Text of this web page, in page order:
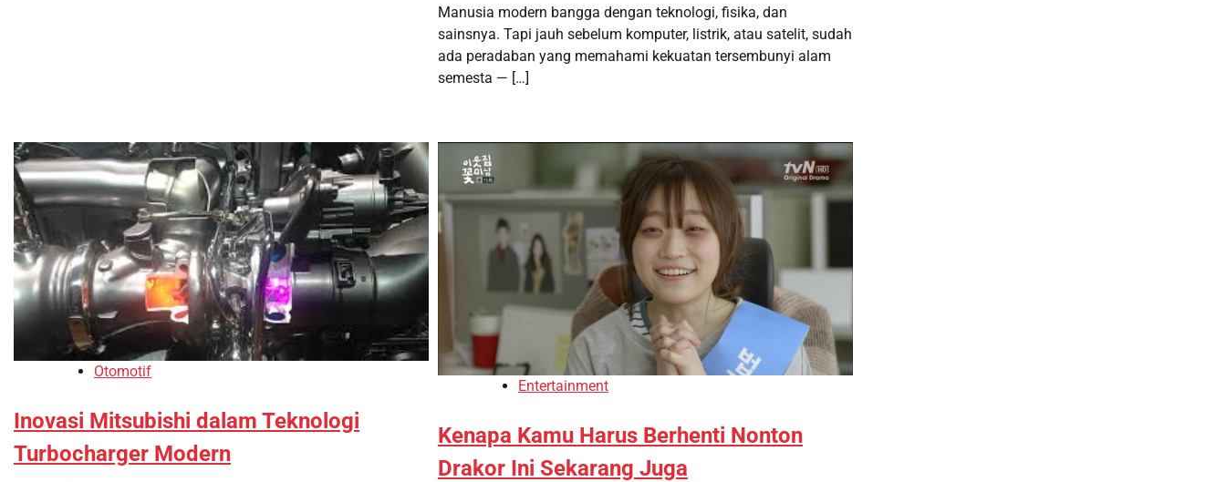
Manusia modern bangga dengan teknologi, fisika, dan
sainsnya. Tapi jauh sebelum komputer, listrik, atau satelit, sudah
ada peradaban yang memahami kekuatan tersembunyi alam
semesta — […]
Otomotif
Inovasi Mitsubishi dalam Teknologi
Turbocharger Modern
Entertainment
Kenapa Kamu Harus Berhenti Nonton
Drakor Ini Sekarang Juga